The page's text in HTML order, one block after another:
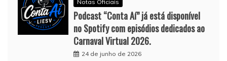
Notas Oficiais
Podcast “Conta Aí” já está disponível
no Spotify com episódios dedicados ao
Carnaval Virtual 2026.
24 de junho de 2026